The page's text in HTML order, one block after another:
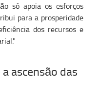
só apoia os esforços
para a prosperidade
dos recursos e
ascensão das